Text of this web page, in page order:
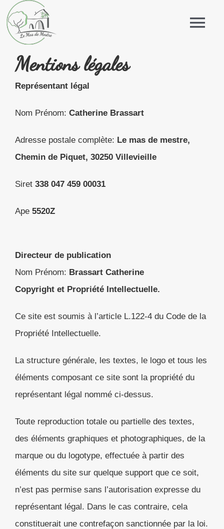
Passer
au
contenu
Bientôt
Mentions légales
Représentant légal
Nom Prénom: Catherine Brassart
Adresse postale complète: Le mas de mestre,
Chemin de Piquet, 30250 Villevieille
Siret 338 047 459 00031
Ape 5520Z
Directeur de publication
Nom Prénom: Brassart Catherine
Copyright et Propriété Intellectuelle.
Ce site est soumis à l’article L.122-4 du Code de la
Propriété Intellectuelle.
La structure générale, les textes, le logo et tous les
éléments composant ce site sont la propriété du
représentant légal nommé ci-dessus.
Toute reproduction totale ou partielle des textes,
des éléments graphiques et photographiques, de la
marque ou du logotype, effectuée à partir des
éléments du site sur quelque support que ce soit,
n’est pas permise sans l’autorisation expresse du
représentant légal. Dans le cas contraire, cela
constituerait une contrefaçon sanctionnée par la loi.